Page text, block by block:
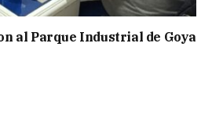
al Parque Industrial de Goya